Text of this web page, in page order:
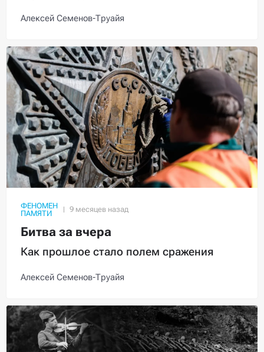
Алексей Семенов-Труайя
ФЕНОМЕН
ПАМЯТИ
Битва за вчера
Как прошлое стало полем сражения
Алексей Семенов-Труайя